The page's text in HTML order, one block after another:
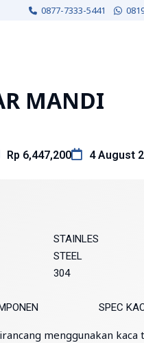
0877-7333-5441
MANDI
Rp 6,447,200 4 August
STAINLES
STEEL
304
SPEC
menggunakan